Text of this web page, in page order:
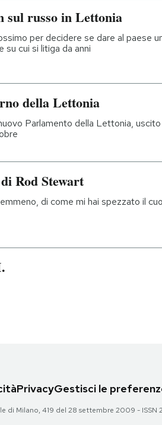
sul russo in Lettonia
per decidere se dare al paese
su cui si litiga da anni
della Lettonia
Parlamento della Lettonia,
Rod Stewart
di come mi hai spezzato il
PrivacyGestisci le
di Milano, 419 del 28 settembre 2009 - ISSN